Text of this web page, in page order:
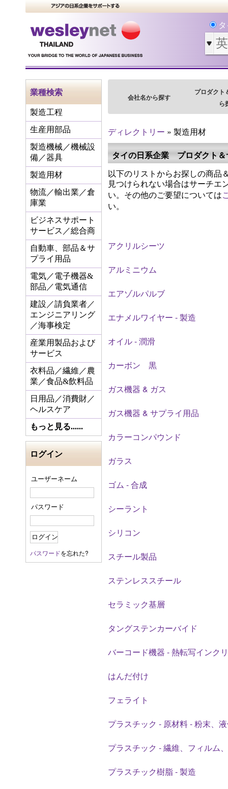
業種検索
製造工程
生産用部品
製造機械／機械設
備／器具
製造用材
物流／輸出業／倉
庫業
ビジネスサポート
サービス／総合商
自動車、部品＆サ
プライ用品
電気／電子機器&
部品／電気通信
建設／請負業者／
エンジニアリング
／海事検定
産業用製品および
サービス
衣料品／繊維／農
業／食品&飲料品
日用品／消費財／
ヘルスケア
もっと見る......
ログイン
ユーザーネーム
パスワード
パスワードを忘れた?
会社名から探す
プロダクト
ら
ディレクトリー » 製造用材
タイの日系企業 プロダクト＆
以下のリストからお探しの商品
見つけられない場合はサーチエ
い。その他のご要望については
い。
アクリルシーツ
アルミニウム
エアゾルパルブ
エナメルワイヤー - 製造
オイル - 潤滑
カーボン 黒
ガス機器 & ガス
ガス機器 & サプライ用品
カラーコンパウンド
ガラス
ゴム - 合成
シーラント
シリコン
スチール製品
ステンレススチール
セラミック基層
タングステンカーバイド
バーコード機器 - 熱転写インク
はんだ付け
フェライト
プラスチック - 原材料 - 粉末、
プラスチック - 繊維、フィルム
プラスチック樹脂 - 製造